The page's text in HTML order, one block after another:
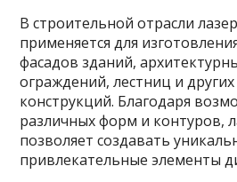
В строительной отрасли
применяется для
фасадов зданий,
ограждений, лестниц и
конструкций. Благодаря
различных форм и контуров,
позволяет создавать
привлекательные элементы